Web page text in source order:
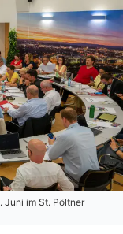
Juni im St. Pöltner